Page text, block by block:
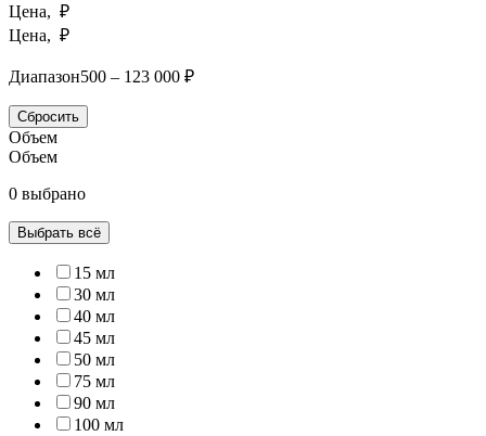
Цена, ₽
Цена, ₽
Диапазон500 – 123 000 ₽
Сбросить
Объем
Объем
0 выбрано
Выбрать всё
15 мл
30 мл
40 мл
45 мл
50 мл
75 мл
90 мл
100 мл